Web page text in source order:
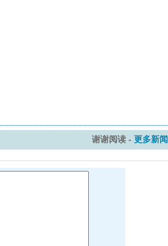
谢谢阅读 -更多新